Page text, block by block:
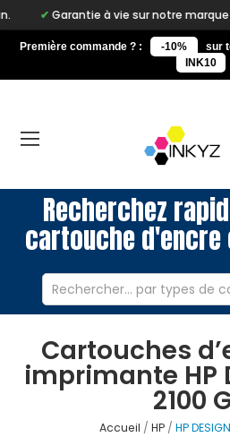
Garantie à vie sur notre marque Inkyz
Première commande ? : -10%
sur
INK10
Recherchez
cartouche
Cartouches
imprimante HP
2100
Accueil HP HP